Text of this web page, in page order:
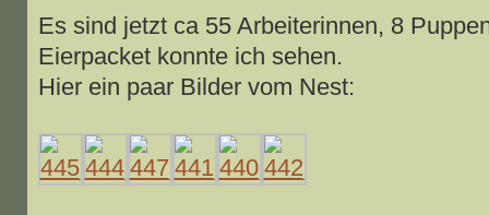
Es sind jetzt ca 55 Arbeiterinnen, 8
Eierpacket konnte ich sehen.
Hier ein paar Bilder vom Nest: